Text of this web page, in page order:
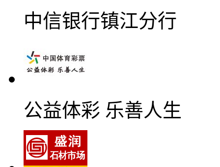
中信银行镇江分行
公益体彩 乐善人生